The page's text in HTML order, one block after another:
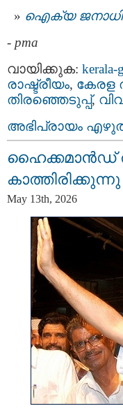
ഐക്യ
- pma
വായിക്കുക: kerala-
രാഷ്ട്രീയം, കേരള
തിരഞ്ഞെടുപ്പ്,
അഭിപ്രായം
ഹൈക്കമാൻഡ്
കാത്തിരിക്കുന്നു
May 13th, 2026